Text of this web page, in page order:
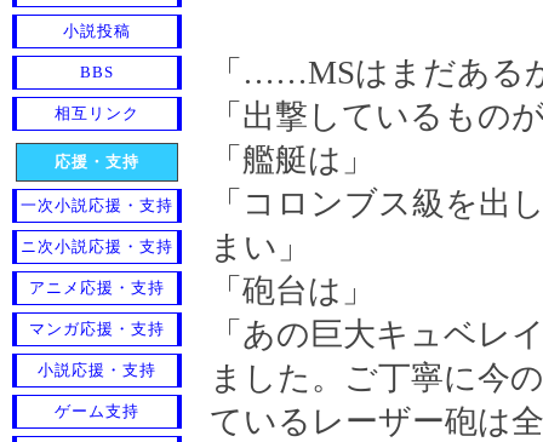
「……MSはまだある
「出撃しているもの
「艦艇は」
「コロンブス級を出
まい」
「砲台は」
「あの巨大キュベレ
ました。ご丁寧に今
ているレーザー砲は
小説投稿
BBS
相互リンク
応援・支持
一次小説応援・支持
ニ次小説応援・支持
アニメ応援・支持
マンガ応援・支持
小説応援・支持
ゲーム支持